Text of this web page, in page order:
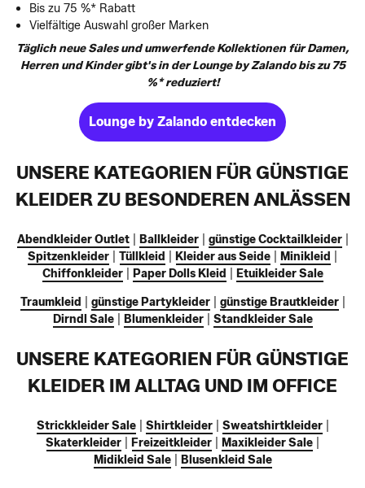
Bis zu 75 %* Rabatt
Vielfältige Auswahl großer Marken
Täglich neue Sales und umwerfende Kollektionen für Damen,
Herren und Kinder gibt's in der Lounge by Zalando bis zu 75
%* reduziert!
Lounge by Zalando entdecken
UNSERE KATEGORIEN FÜR GÜNSTIGE
KLEIDER ZU BESONDEREN ANLÄSSEN
Abendkleider Outlet| Ballkleider| günstige Cocktailkleider|
Spitzenkleider
Tüllkleid Kleider aus Seide Minikleid
Chiffonkleider| Paper Dolls Kleid Etuikleider Sale
Traumkleid günstige Partykleider| günstige Brautkleider|
Dirndl Sale| Blumenkleider| Standkleider Sale
UNSERE KATEGORIEN FÜR GÜNSTIGE
KLEIDER IM ALLTAG UND IM OFFICE
Strickkleider Sale| Shirtkleider| Sweatshirtkleider|
Skaterkleider
Freizeitkleider Maxikleider Sale
Midikleid Sale| Blusenkleid Sale